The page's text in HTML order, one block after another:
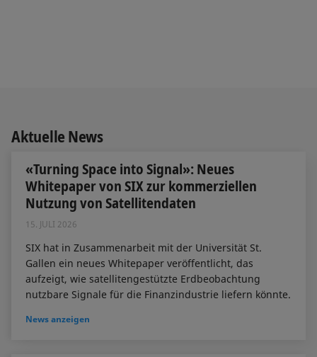
Aktuelle News
«Turning Space into Signal»: Neues
Whitepaper von SIX zur kommerziellen
Nutzung von Satellitendaten
15. JULI 2026
SIX hat in Zusammenarbeit mit der Universität St.
Gallen ein neues Whitepaper veröffentlicht, das
aufzeigt, wie satellitengestützte Erdbeobachtung
nutzbare Signale für die Finanzindustrie liefern könnte.
News anzeigen